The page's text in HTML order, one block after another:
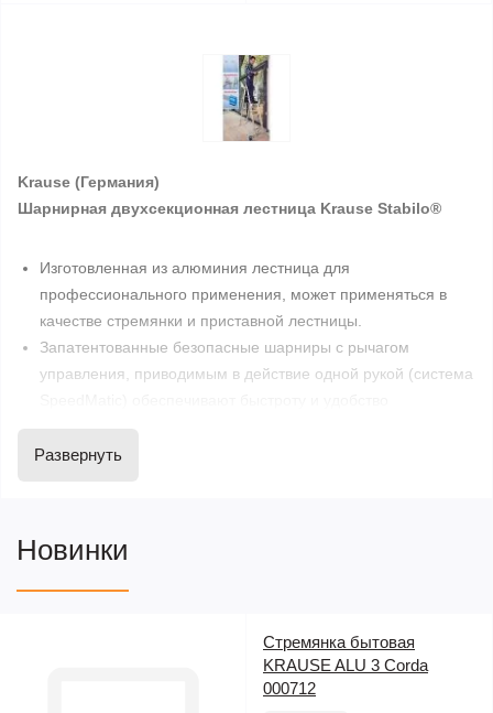
Krause (Германия)
Шарнирная двухсекционная лестница Krause Stabilo®
Изготовленная из алюминия лестница для
профессионального применения, может применяться в
качестве стремянки и приставной лестницы.
Запатентованные безопасные шарниры с рычагом
управления, приводимым в действие одной рукой (система
Широкая траверса с нескользящими наконечниками опор
Важными элементами обеспечения безопасности
32 долговечных развальцованных соединения перекладин
Развернуть
Новинки
Стремянка бытовая
KRAUSE ALU 3 Corda
000712